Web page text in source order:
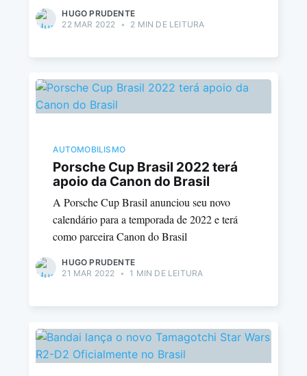
HUGO PRUDENTE
22 MAR 2022 • 2 MIN DE LEITURA
AUTOMOBILISMO
Porsche Cup Brasil 2022 terá
apoio da Canon do Brasil
A Porsche Cup Brasil anunciou seu novo
calendário para a temporada de 2022 e terá
como parceira Canon do Brasil
HUGO PRUDENTE
21 MAR 2022 • 1 MIN DE LEITURA